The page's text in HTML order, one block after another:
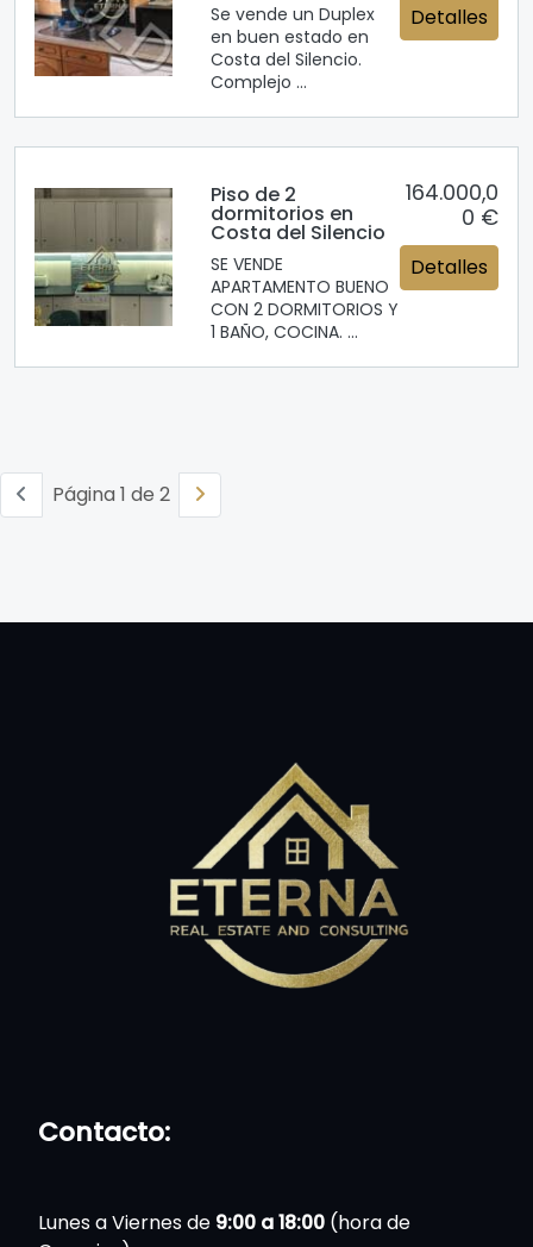
Se vende un Duplex
en buen estado en
Costa del Silencio.
Complejo ...
Detalles
Piso de 2
dormitorios en
Costa del Silencio
SE VENDE
APARTAMENTO BUENO
CON 2 DORMITORIOS Y
1 BAÑO, COCINA. ...
164.000,0
0 €
Detalles
Página 1 de 2
Contacto:
Lunes a Viernes de 9:00 a 18:00 (hora de